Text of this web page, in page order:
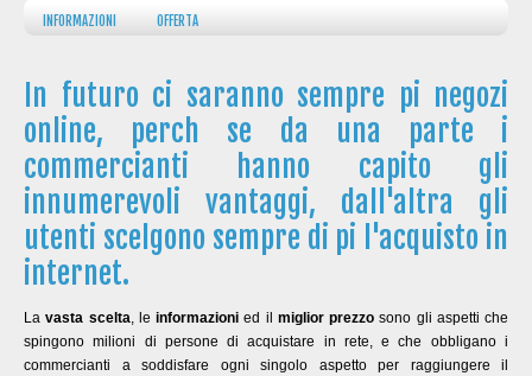
INFORMAZIONI OFFERTA
In futuro ci saranno sempre pi negozi
online, perch se da una parte i
commercianti hanno capito gli
innumerevoli vantaggi, dall'altra gli
utenti scelgono sempre di pi l'acquisto in
internet.
Lavasta scelta, le informazioni ed il miglior prezzo sono gli aspetti che
spingono milioni di persone di acquistare in rete, e che obbligano i
commercianti a soddisfare ogni singolo aspetto per raggiungere il